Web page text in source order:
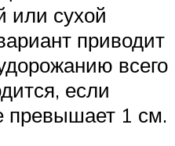
или сухой
приводит
всего
если
превышает 1 см.